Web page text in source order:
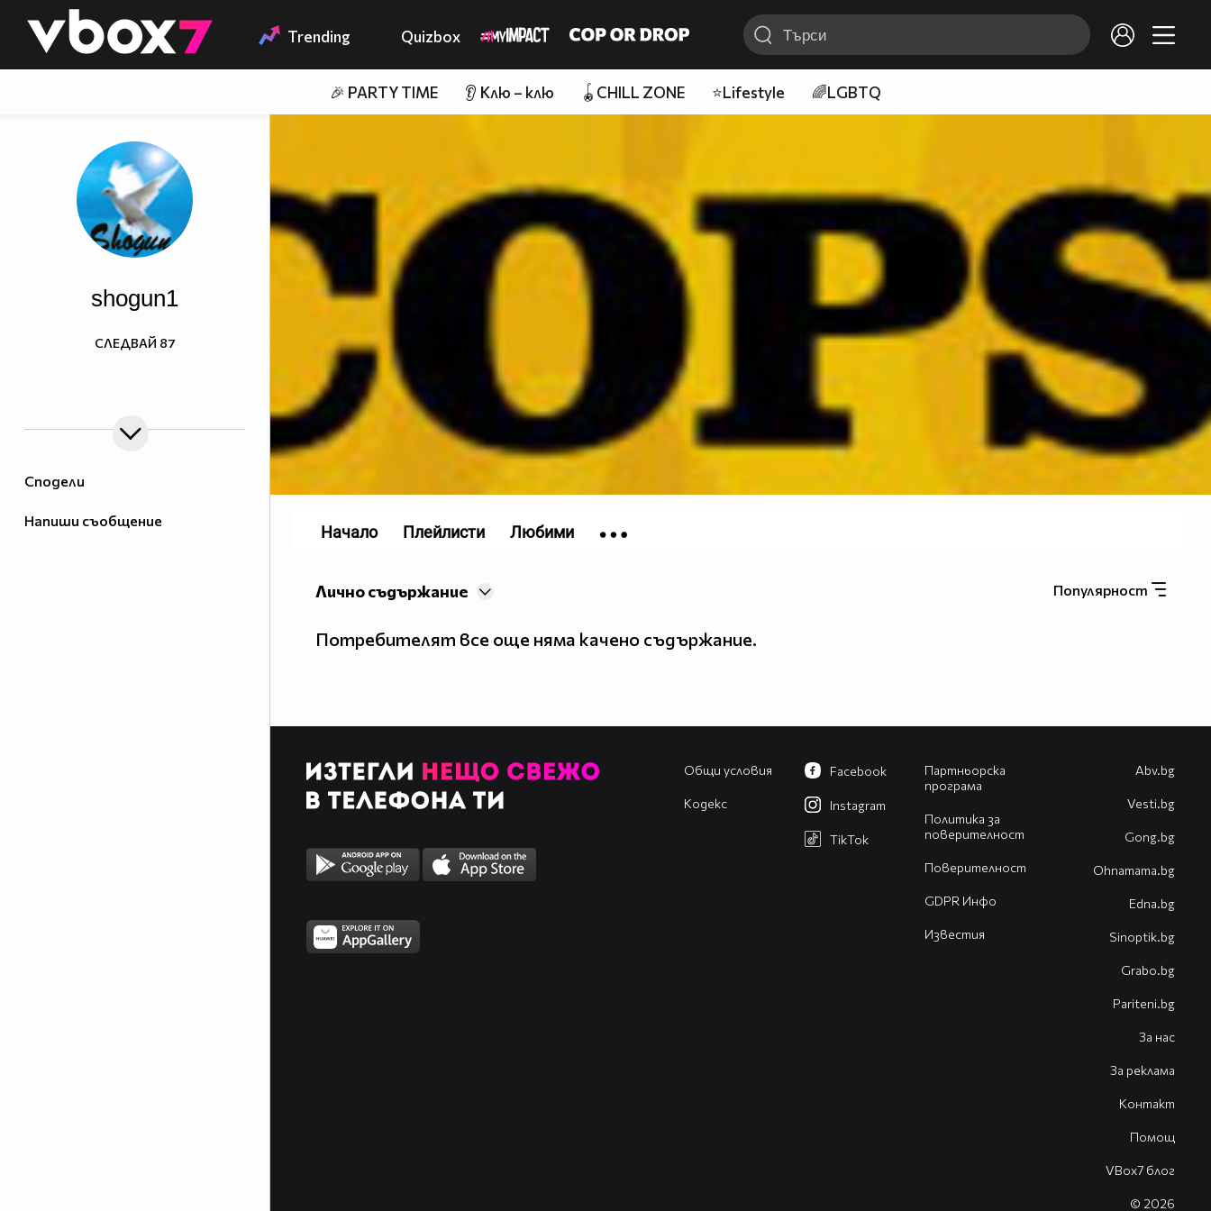
👾 Trending Quizbox
🎉 PARTY TIME 👂 Клю – клю 🪀CHILL ZONE ⭐Lifestyle 🌈LGBTQ
Сподели
Напиши съобщение
shogun1
СЛЕДВАЙ 87
Популярност
Лично съдържание
Потребителят все още няма качено съдържание.
Начало Плейлисти Любими
Общи условия
Кодекс
Партньорска
програма
Политика за
поверителност
Поверителност
GDPR Инфо
Известия
Facebook
Instagram
TikTok
Abv.bg
Vesti.bg
Gong.bg
Оhnamama.bg
Edna.bg
Sinoptik.bg
Grabo.bg
Pariteni.bg
За нас
За реклама
Контакт
Помощ
VBox7 блог
© 2026